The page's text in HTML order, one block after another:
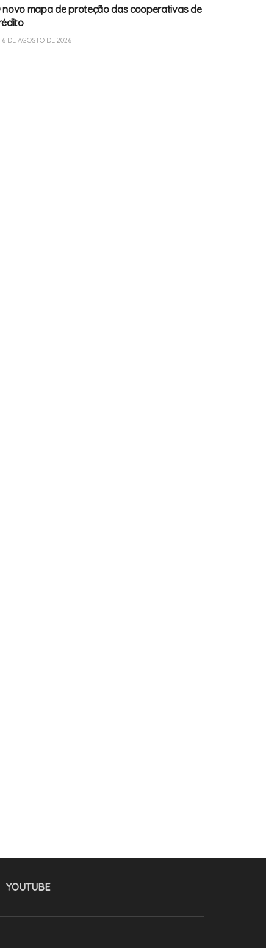
novo mapa de proteção das cooperativas de
6 DE AGOSTO DE 2026
YOUTUBE